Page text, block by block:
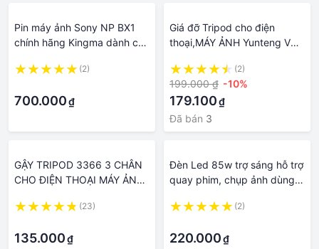
Pin máy ảnh Sony NP BX1
chính hãng Kingma dành cho
(2)
700.000₫
Giá đỡ Tripod cho điện
thoại,MÁY ẢNH Yunteng VCT
ẢNH , QUAY PHIM, HỌC
ONLINE
(2)
199.000 ₫ -10%
179.100₫
Đã bán 3
GẬY TRIPOD 3366 3 CHÂN
CHO ĐIỆN THOẠI MÁY ẢNH
TẶNG KẸP ĐIỆN THOẠI CAO
(23)
135.000₫
Đèn Led 85w trợ sáng hỗ trợ
quay phim, chụp ảnh dùng
(2)
220.000₫